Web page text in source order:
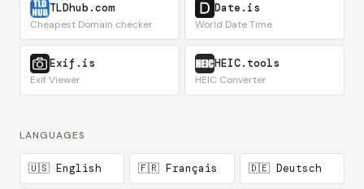
TLDhub.com
Cheapest Domain checker
Date.is
World Date Time
Exif.is
Exif Viewer
HEIC.tools
HEIC Converter
LANGUAGES
🇺🇸 English 🇫🇷 Français 🇩🇪 Deutsch